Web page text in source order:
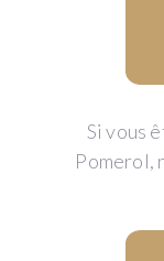
Si vous
Pomerol,